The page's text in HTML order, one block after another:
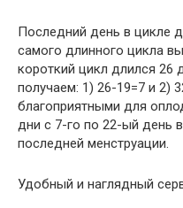
Последний день в цикле
самого длинного цикла
короткий цикл длился 26
получаем: 1) 26-19=7 и 2)
благоприятными для
дни с 7-го по 22-ый день
последней менструации.
Удобный и наглядный